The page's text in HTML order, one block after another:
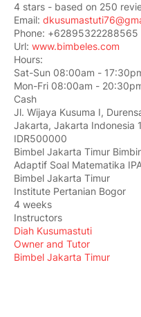
4 stars - based on 250
Email:
Phone: +62895322288565
Url: www.bimbeles.com
Hours:
Sat-Sun 08:00am -
Mon-Fri 08:00am -
Cash
Jl. Wijaya Kusuma I,
Jakarta, Jakarta Indonesia
IDR500000
Bimbel Jakarta Timur
Adaptif Soal Matematika
Bimbel Jakarta Timur
Institute Pertanian Bogor
4 weeks
Instructors
Diah Kusumastuti
Owner and Tutor
Bimbel Jakarta Timur